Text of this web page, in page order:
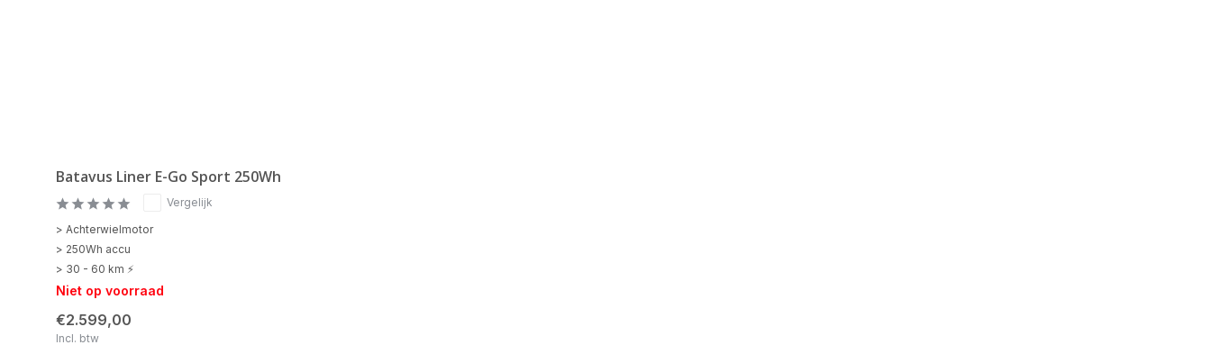
Batavus Liner E-Go Sport 250Wh
Vergelijk
> Achterwielmotor
> 250Wh accu
> 30 - 60 km ⚡
Niet op voorraad
€2.599,00
Incl. btw